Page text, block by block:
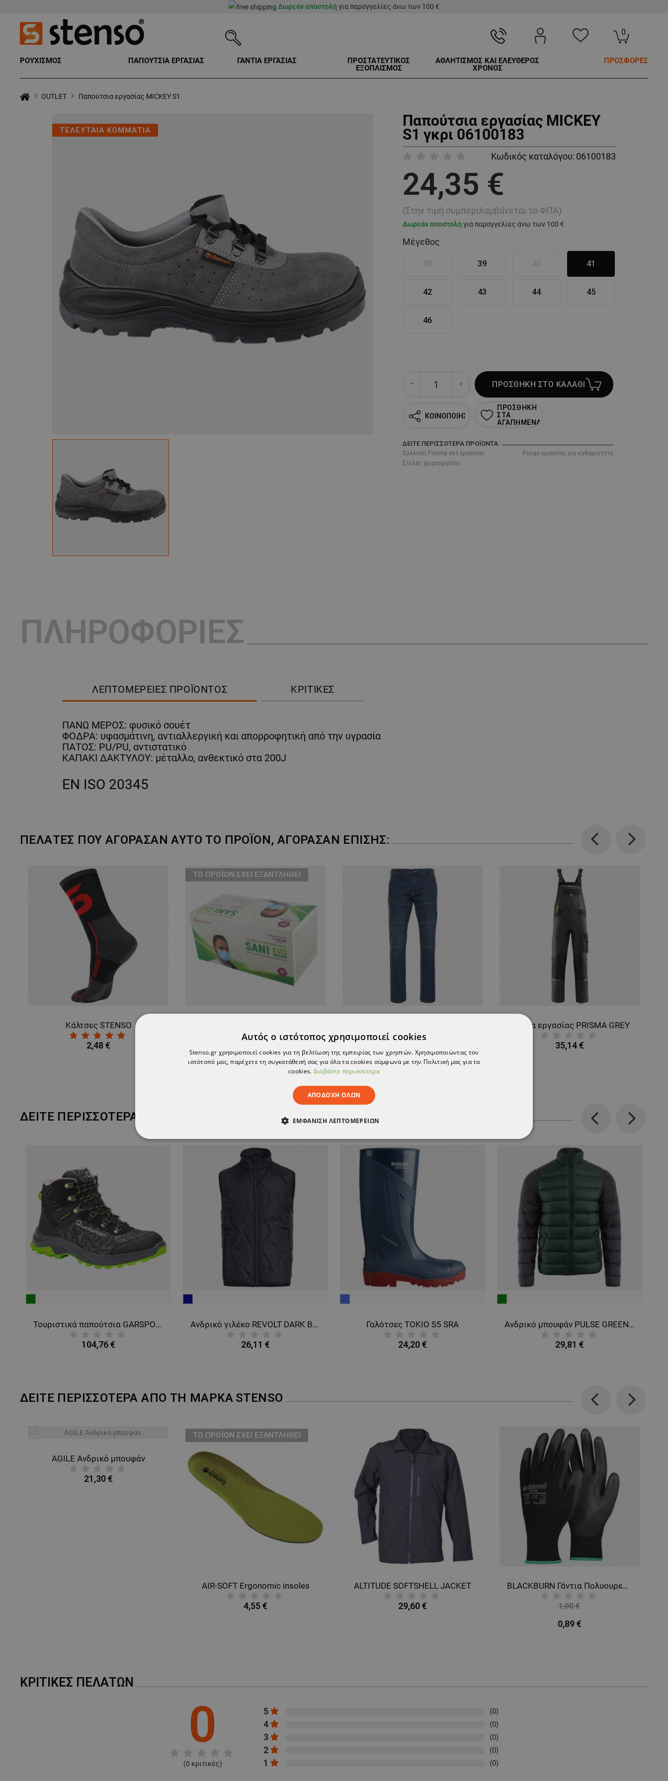
Δωρεάν αποστολή για παραγγελίες άνω των 100 €
0
ΡΟΥΧΙΣΜΟΣ ΠΑΠΟΥΤΣΙΑ ΕΡΓΑΣΙΑΣ ΓΑΝΤΙΑ ΕΡΓΑΣΙΑΣ
ΠΡΟΣΤΑΤΕΥΤΙΚΟΣ
ΕΞΟΠΛΙΣΜΟΣ
ΑΘΛΗΤΙΣΜΟΣ ΚΑΙ ΕΛΕΥΘΕΡΟΣ
ΧΡΟΝΟΣ
ΠΡΟΣΦΟΡΕΣ
OUTLET Παπούτσια εργασίας MICKEY S1
ΤΕΛΕΥΤΑΙΑ ΚΟΜΜΑΤΙΑ
Παπούτσια εργασίας MICKEY
S1 γκρι 06100183
Κωδικός καταλόγου: 06100183
24,35 €
(Στην τιμή συμπεριλαμβάνεται το ΦΠΑ)
Δωρεάν αποστολή για παραγγελίες άνω των 100 €
Μέγεθος
39 41
42 43 44 45
46
ΠΡΟΣΘΗΚΗ ΣΤΟ ΚΑΛΑΘΙ
ΚΟΙΝΟΠΟΙΗΣΗ
ΠΡΟΣΘΗΚΗ
ΣΤΑ
ΑΓΑΠΗΜΕΝΑ
ΔΕΊΤΕ ΠΕΡΙΣΣΌΤΕΡΑ ΠΡΟΪΌΝΤΑ:
Συλλογή Prisma σετ εργασίας
Ρούχα εργασίας για καθαριότητα
Στολές χειρουργείου
ΠΛΗΡΟΦΟΡΙΕΣ
ΛΕΠΤΟΜΈΡΕΙΕΣ ΠΡΟΪΌΝΤΟΣ ΚΡΙΤΙΚΈΣ
ΠΑΝΩ ΜΕΡΟΣ: φυσικό σουέτ
ΦΟΔΡΑ: υφασμάτινη, αντιαλλεργική και απορροφητική από την υγρασία
ΠΑΤΟΣ: PU/PU, αντιστατικό
ΚΑΠΑΚΙ ΔΑΚΤΥΛΟΥ: μέταλλο, ανθεκτικό στα 200J
EN ISO 20345
ΠΕΛΆΤΕΣ ΠΟΥ ΑΓΌΡΑΣΑΝ ΑΥΤΌ ΤΟ ΠΡΟΪΌΝ, ΑΓΌΡΑΣΑΝ ΕΠΊΣΗΣ:
Previous
Κάλτσες STENSO
2,48 €
ТΟ ΠΡΟΪΌΝ ΈΧΕΙ ΕΞΑΝΤΛΗΘΕΊ
Φόρμα εργασίας PRISMA GREY
35,14 €
Next
ΔΕΊΤΕ ΠΕΡΙΣΣΌΤΕΡΑ
Previous
Τουριστικά παπούτσια GARSPORT SPARROW MID WP
104,76 €
Ανδρικό γιλέκο REVOLT DARK BLUE
26,11 €
Γαλότσες TOKIO S5 SRA
24,20 €
Ανδρικό μπουφάν PULSE GREEN/BLACK
29,81 €
Next
ΔΕΙΤΕ ΠΕΡΙΣΣΟΤΕΡΑ ΑΠΟ ΤΗ ΜΑΡΚΑ STENSO
Previous
AGILE Ανδρικό μπουφάν
21,30 €
ТΟ ΠΡΟΪΌΝ ΈΧΕΙ ΕΞΑΝΤΛΗΘΕΊ
AIR-SOFT Ergonomic insoles
4,55 €
ALTITUDE SOFTSHELL JACKET
29,60 €
BLACKBURN Γάντια Πολυουρεθάνης
1,00 €
0,89 €
Next
ΚΡΙΤΙΚΈΣ ΠΕΛΑΤΏΝ
0
(0 κριτικές)
5 (0)
4 (0)
3 (0)
2 (0)
1 (0)
Αυτός ο ιστότοπος χρησιμοποιεί cookies
Stenso.gr χρησιμοποιεί cookies για τη βελτίωση της εμπειρίας των χρηστών. Χρησιμοποιώντας τον
ιστότοπό μας, παρέχετε τη συγκατάθεσή σας για όλα τα cookies σύμφωνα με την Πολιτική μας για τα
cookies. Διαβάστε περισσότερα
ΑΠΟΔΟΧΉ ΌΛΩΝ
ΕΜΦΆΝΙΣΗ ΛΕΠΤΟΜΕΡΕΙΏΝ
ΑΠΟΛΎΤΩΣ ΑΠΑΡΑΊΤΗΤΑ ΑΠΌΔΟΣΗΣ ΣΤΌΧΕΥΣΗΣ ΛΕΙΤΟΥΡΓΙΚΌΤΗΤΑΣ
ΜΗ ΤΑΞΙΝΟΜΗΜΈΝΑ